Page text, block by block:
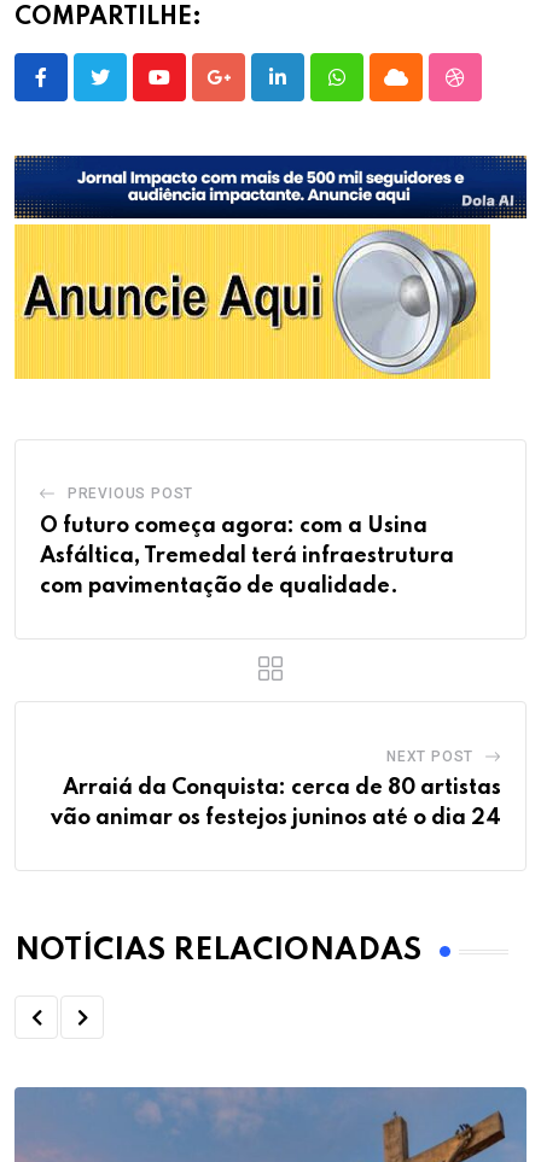
COMPARTILHE:
YoutubeGoogle+LinkedInWhatsappCloud
PREVIOUS POST
O futuro começa agora: com a Usina
Asfáltica, Tremedal terá infraestrutura
com pavimentação de qualidade.
NEXT POST
Arraiá da Conquista: cerca de 80 artistas
vão animar os festejos juninos até o dia 24
NOTÍCIAS RELACIONADAS